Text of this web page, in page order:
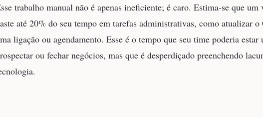
trabalho manual não é apenas ineficiente; é caro. Estima-se que um
até 20% do seu tempo em tarefas administrativas, como atualizar
ligação ou agendamento. Esse é o tempo que seu time poderia estar
ou fechar negócios, mas que é desperdiçado preenchendo